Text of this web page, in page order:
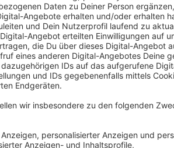
Ab sofort können Besucher wieder in die
Besucher einen Mund- und Nasenschutz
möglich, heißt es von der
weiterhin geschlossen.
Anzeige